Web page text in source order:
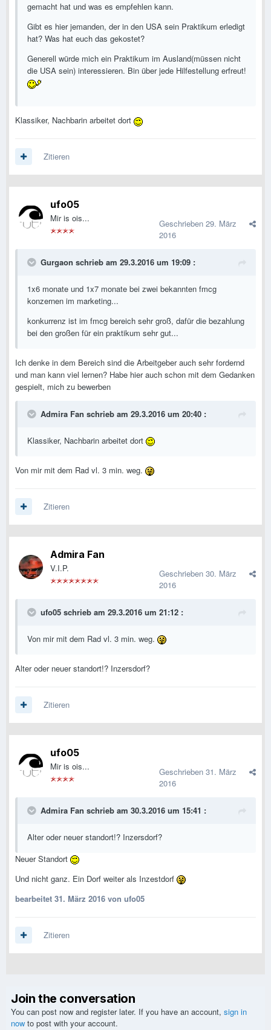
gemacht hat und was es empfehlen kann.
Gibt es hier jemanden, der in den USA sein Praktikum erledigt
hat? Was hat euch das gekostet?
Generell würde mich ein Praktikum im Ausland(müssen nicht
die USA sein) interessieren. Bin über jede Hilfestellung erfreut!
Klassiker, Nachbarin arbeitet dort
Zitieren
ufo05
Mir is ois... Geschrieben 29. März
2016
Gurgaon schrieb am 29.3.2016 um 19:09 :
1x6 monate und 1x7 monate bei zwei bekannten fmcg
konzernen im marketing...
konkurrenz ist im fmcg bereich sehr groß, dafür die bezahlung
bei den großen für ein praktikum sehr gut...
Ich denke in dem Bereich sind die Arbeitgeber auch sehr fordernd
und man kann viel lernen? Habe hier auch schon mit dem Gedanken
gespielt, mich zu bewerben
Admira Fan schrieb am 29.3.2016 um 20:40 :
Klassiker, Nachbarin arbeitet dort
Von mir mit dem Rad vl. 3 min. weg.
Zitieren
Admira Fan
V.I.P. Geschrieben 30. März
2016
ufo05 schrieb am 29.3.2016 um 21:12 :
Von mir mit dem Rad vl. 3 min. weg.
Alter oder neuer standort!? Inzersdorf?
Zitieren
ufo05
Mir is ois... Geschrieben 31. März
2016
Admira Fan schrieb am 30.3.2016 um 15:41 :
Alter oder neuer standort!? Inzersdorf?
Neuer Standort
Und nicht ganz. Ein Dorf weiter als Inzestdorf
bearbeitet 31. März 2016 von ufo05
Zitieren
Join the conversation
You can post now and register later. If you have an account, sign in
now to post with your account.